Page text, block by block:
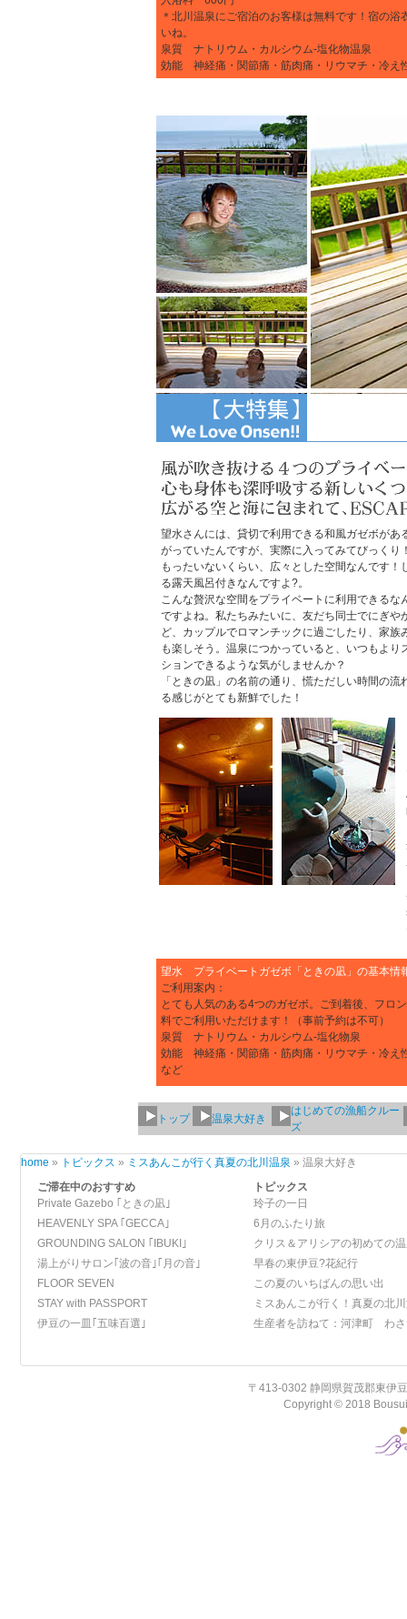
＊北川温泉にご宿泊のお客様は無料です！宿の浴
いね。
泉質 ナトリウム・カルシウム-塩化物温泉
効能 神経痛・関節痛・筋肉痛・リウマチ・冷え
望水さんには、貸切で利用できる和風ガゼボがあ
がっていたんですが、実際に入ってみてびっくり
もったいないくらい、広々とした空間なんです！
る露天風呂付きなんですよ?。
こんな贅沢な空間をプライベートに利用できるな
ですよね。私たちみたいに、友だち同士でにぎや
ど、カップルでロマンチックに過ごしたり、家族
も楽しそう。温泉につかっていると、いつもより
ションできるような気がしませんか？
「ときの凪」の名前の通り、慌ただしい時間の
る感じがとても新鮮でした！
望水 プライベートガゼボ「ときの凪」の基本情
ご利用案内：
とても人気のある4つのガゼボ。 ご到着後、フロ
料でご利用いただけます！（事前予約は不可）
泉質 ナトリウム・カルシウム-塩化物泉
効能 神経痛・関節痛・筋肉痛・リウマチ・冷え
など
トップ 温泉大好き
はじめての漁船クルー
ズ
home » トピックス » ミスあんこが行く真夏の北川温泉 » 温泉大好き
ご滞在中のおすすめ
Private Gazebo ｢ときの凪｣
HEAVENLY SPA ｢GECCA｣
GROUNDING SALON ｢IBUKI｣
湯上がりサロン｢波の音｣｢月の音｣
FLOOR SEVEN
STAY with PASSPORT
伊豆の一皿｢五味百選｣
トピックス
玲子の一日
6月のふたり旅
クリス＆アリシアの初めての
早春の東伊豆?花紀行
この夏のいちばんの思い出
ミスあんこが行く！真夏の北
生産者を訪ねて：河津町 わ
〒413-0302 静岡県賀茂郡東伊
Copyright © 2018